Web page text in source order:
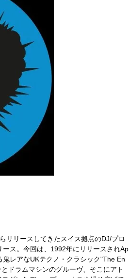
リリースしてきたスイス拠点のDJ/プロ
ス。今回は、1992年にリリースされAp
レアなUKテクノ・クラシック"The En
ドラムマシンのグルーヴ、そこにアト